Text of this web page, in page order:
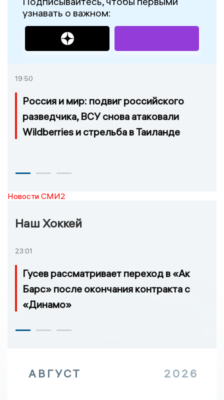
узнавать о важном:
19:50
Россия и мир: подвиг российского
разведчика, ВСУ снова атаковали
Wildberries и стрельба в Таиланде
Новости СМИ2
Наш Хоккей
23:01
Гусев рассматривает переход в «Ак
Барс» после окончания контракта с
«Динамо»
АВГУСТ 2026